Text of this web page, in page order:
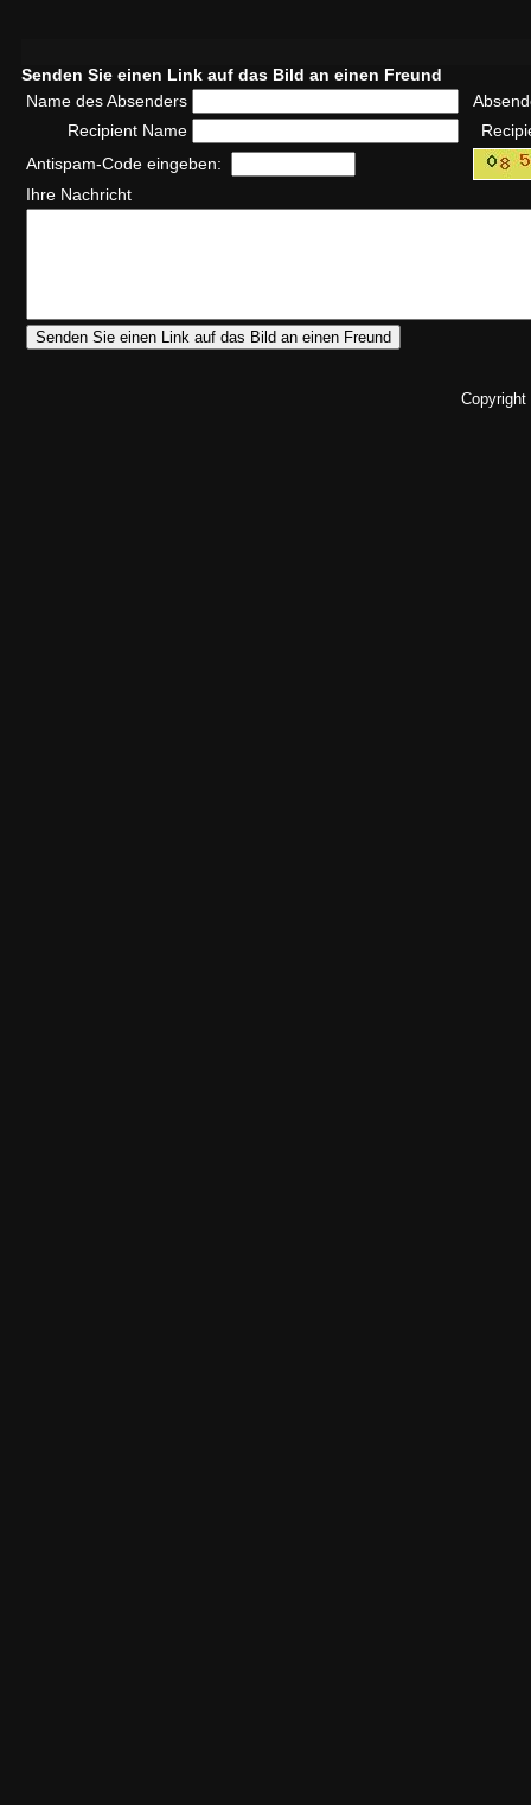
Senden Sie einen Link auf das Bild an einen Freund
Name des Absenders
Recipient Name
Antispam-Code eingeben:
Ihre Nachricht